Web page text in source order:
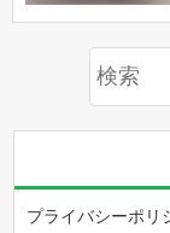
プライバシーポリ